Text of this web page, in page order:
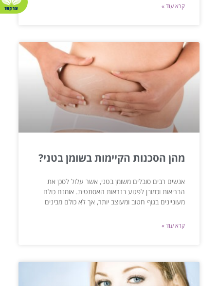
קרא עוד »
מהן הסכנות הקיימות בשומן בטני?
אנשים רבים סובלים משומן בטני, אשר עלול לסכן את
הבריאות וכמובן לפגוע בנראות האסתטית. אומנם כולם
מעוניינים בגוף חטוב ומעוצב יותר, אך לא כולם מבינים
קרא עוד »